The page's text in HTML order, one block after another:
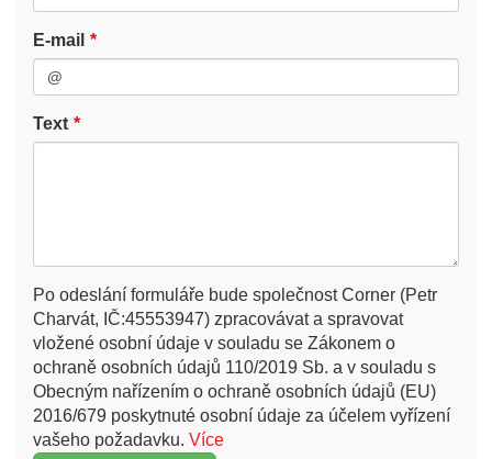
E-mail
Text
Po odeslání formuláře bude společnost Corner (Petr
Charvát, IČ:45553947) zpracovávat a spravovat
vložené osobní údaje v souladu se Zákonem o
ochraně osobních údajů 110/2019 Sb. a v souladu s
Obecným nařízením o ochraně osobních údajů (EU)
2016/679 poskytnuté osobní údaje za účelem vyřízení
vašeho požadavku. Více